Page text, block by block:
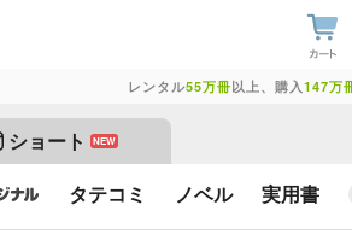
レンタル55万冊以上、購入 147万
ショート NEW
タテコミ ノベル 実用書